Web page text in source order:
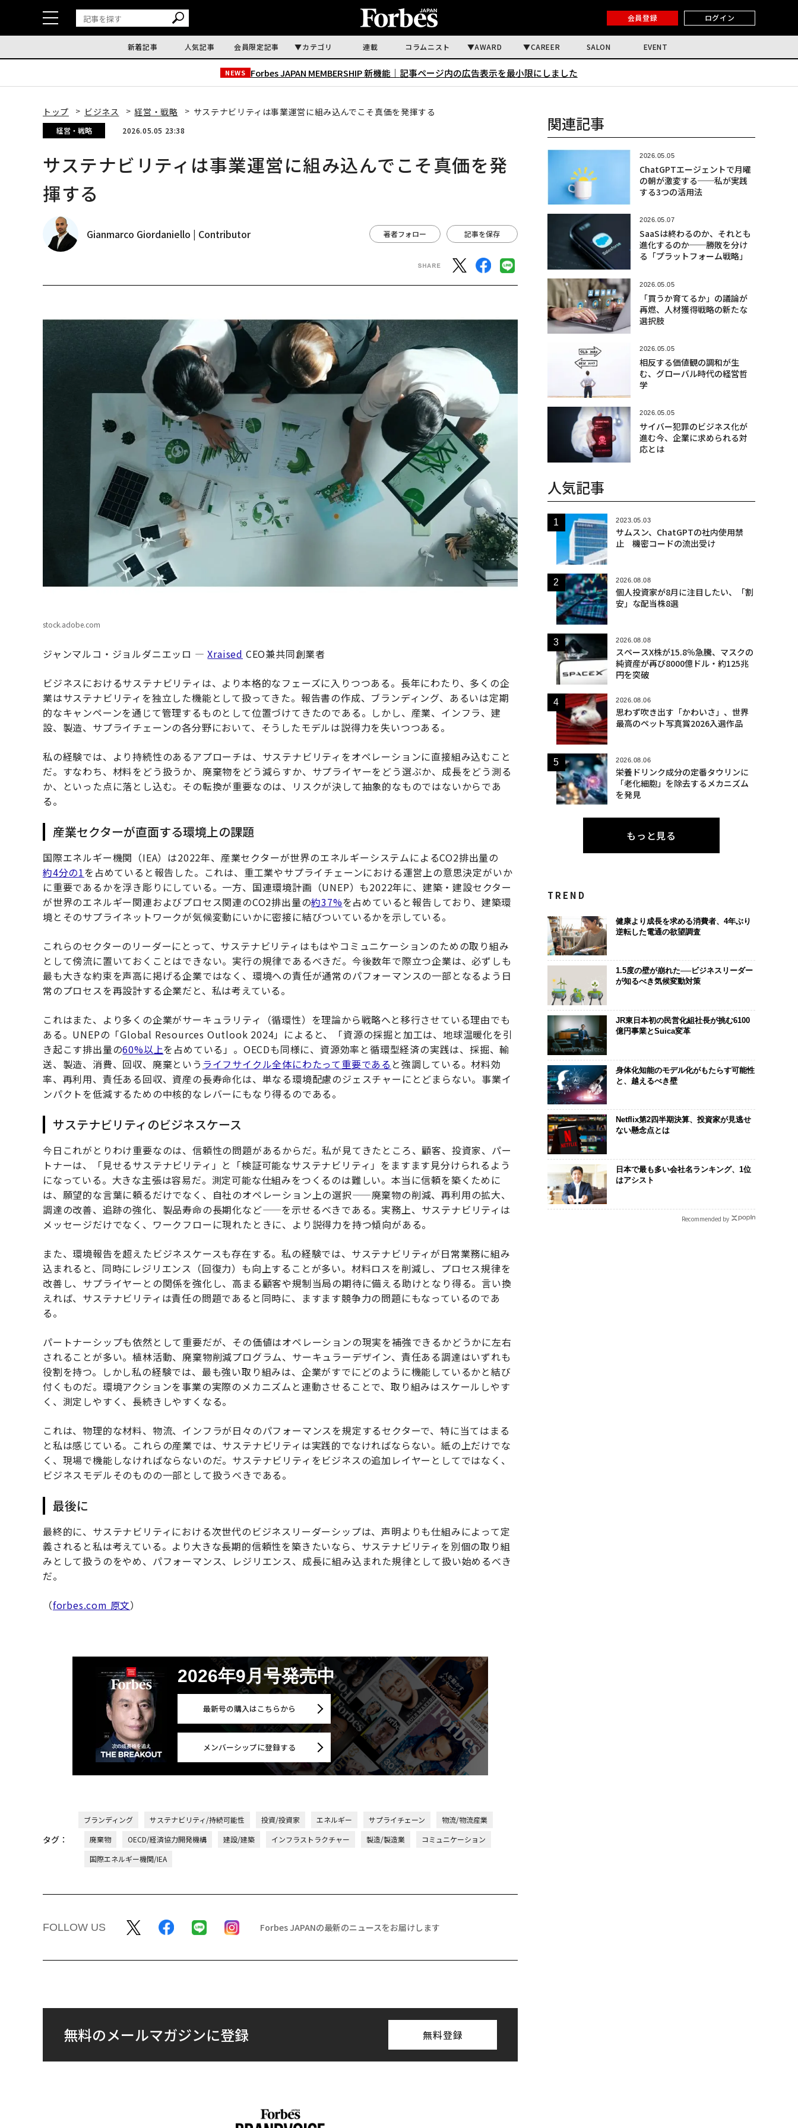
会員登録 ログイン
新着記事 人気記事 会員限定記事 カテゴリ 連載 コラムニスト AWARD CAREER SALON EVENT
NEWS Forbes JAPAN MEMBERSHIP 新機能｜ 記事ページ内の広告表示を最小限にしました
トップ ビジネス 経営・戦略 サステナビリティは事業運営に組み込んでこそ真価を発揮する
経営・戦略 2026.05.05 23:38
サステナビリティは事業運営に組み込んでこそ真価を発
揮する
Gianmarco Giordaniello | Contributor 著者フォロー 記事を保存
stock.adobe.com
ジャンマルコ・ジョルダニエッロ —Xraised CEO兼共同創業者
ビジネスにおけるサステナビリティは、より本格的なフェーズに入りつつある。長年にわたり、多くの企
業はサステナビリティを独立した機能として扱ってきた。報告書の作成、ブランディング、あるいは定期
的なキャンペーンを通じて管理するものとして位置づけてきたのである。しかし、産業、インフラ、建
設、製造、サプライチェーンの各分野において、そうしたモデルは説得力を失いつつある。
私の経験では、より持続性のあるアプローチは、サステナビリティをオペレーションに直接組み込むこと
だ。すなわち、材料をどう扱うか、廃棄物をどう減らすか、サプライヤーをどう選ぶか、成長をどう測る
か、といった点に落とし込む。その転換が重要なのは、リスクが決して抽象的なものではないからであ
る。
産業セクターが直面する環境上の課題
国際エネルギー機関（IEA）は2022年、産業セクターが世界のエネルギーシステムによるCO2排出量の
約4分の1を占めていると報告した。これは、重工業やサプライチェーンにおける運営上の意思決定がいか
に重要であるかを浮き彫りにしている。一方、国連環境計画（UNEP）も2022年に、建築・建設セクター
が世界のエネルギー関連およびプロセス関連のCO2排出量の約37%を占めていると報告しており、建築環
境とそのサプライネットワークが気候変動にいかに密接に結びついているかを示している。
これらのセクターのリーダーにとって、サステナビリティはもはやコミュニケーションのための取り組み
として傍流に置いておくことはできない。実行の規律であるべきだ。今後数年で際立つ企業は、必ずしも
最も大きな約束を声高に掲げる企業ではなく、環境への責任が通常のパフォーマンスの一部となるよう日
常のプロセスを再設計する企業だと、私は考えている。
これはまた、より多くの企業がサーキュラリティ（循環性）を理論から戦略へと移行させている理由でも
ある。UNEPの「Global Resources Outlook 2024」によると、「資源の採掘と加工は、地球温暖化を引
き起こす排出量の60%以上を占めている」。OECDも同様に、資源効率と循環型経済の実践は、採掘、輸
送、製造、消費、回収、廃棄という ライフサイクル全体にわたって重要である と強調している。材料効
率、再利用、責任ある回収、資産の長寿命化は、単なる環境配慮のジェスチャーにとどまらない。事業イ
ンパクトを低減するための中核的なレバーにもなり得るのである。
サステナビリティのビジネスケース
今日これがとりわけ重要なのは、信頼性の問題があるからだ。私が見てきたところ、顧客、投資家、パー
トナーは、「見せるサステナビリティ」と「検証可能なサステナビリティ」をますます見分けられるよう
になっている。大きな主張は容易だ。測定可能な仕組みをつくるのは難しい。本当に信頼を築くために
は、願望的な言葉に頼るだけでなく、自社のオペレーション上の選択——廃棄物の削減、再利用の拡大、
調達の改善、追跡の強化、製品寿命の長期化など——を示せるべきである。実務上、サステナビリティは
メッセージだけでなく、ワークフローに現れたときに、より説得力を持つ傾向がある。
また、環境報告を超えたビジネスケースも存在する。私の経験では、サステナビリティが日常業務に組み
込まれると、同時にレジリエンス（回復力）も向上することが多い。材料ロスを削減し、プロセス規律を
改善し、サプライヤーとの関係を強化し、高まる顧客や規制当局の期待に備える助けとなり得る。言い換
えれば、サステナビリティは責任の問題であると同時に、ますます競争力の問題にもなっているのであ
る。
パートナーシップも依然として重要だが、その価値はオペレーションの現実を補強できるかどうかに左右
されることが多い。植林活動、廃棄物削減プログラム、サーキュラーデザイン、責任ある調達はいずれも
役割を持つ。しかし私の経験では、最も強い取り組みは、企業がすでにどのように機能しているかと結び
付くものだ。環境アクションを事業の実際のメカニズムと連動させることで、取り組みはスケールしやす
く、測定しやすく、長続きしやすくなる。
これは、物理的な材料、物流、インフラが日々のパフォーマンスを規定するセクターで、特に当てはまる
と私は感じている。これらの産業では、サステナビリティは実践的でなければならない。紙の上だけでな
く、現場で機能しなければならないのだ。サステナビリティをビジネスの追加レイヤーとしてではなく、
ビジネスモデルそのものの一部として扱うべきである。
最後に
最終的に、サステナビリティにおける次世代のビジネスリーダーシップは、声明よりも仕組みによって定
義されると私は考えている。より大きな長期的信頼性を築きたいなら、サステナビリティを別個の取り組
みとして扱うのをやめ、パフォーマンス、レジリエンス、成長に組み込まれた規律として扱い始めるべき
だ。
（forbes.com 原文）
2026年9月号発売中
最新号の購入はこちらから
メンバーシップに登録する
タグ：
ブランディング サステナビリティ/持続可能性 投資/投資家 エネルギー サプライチェーン
物流/物流産業
廃棄物
OECD/経済協力開発機構 建設/建築 インフラストラクチャー 製造/製造業
コミュニケーション
国際エネルギー機関/IEA
FOLLOW US Forbes JAPANの最新のニュースをお届けします
無料のメールマガジンに登録 無料登録
関連記事
2026.05.05
ChatGPTエージェントで月曜
の朝が激変する──私が実践
する3つの活用法
2026.05.07
SaaSは終わるのか、それとも
進化するのか──勝敗を分け
る「プラットフォーム戦略」
2026.05.05
「買うか育てるか」の議論が
再燃、人材獲得戦略の新たな
選択肢
2026.05.05
相反する価値観の調和が生
む、グローバル時代の経営哲
学
2026.05.05
サイバー犯罪のビジネス化が
進む今、企業に求められる対
応とは
人気記事
2023.05.03
サムスン、ChatGPTの社内使用禁
止 機密コードの流出受け
2026.08.08
個人投資家が8月に注目したい、「割
安」な配当株8選
2026.08.08
スペースX株が15.8％急騰、マスクの
純資産が再び8000億ドル・約125兆
円を突破
2026.08.06
思わず吹き出す「かわいさ」、世界
最高のペット写真賞2026入選作品
2026.08.06
栄養ドリンク成分の定番タウリンに
「老化細胞」を除去するメカニズム
を発見
もっと見る
TREND
健康より成長を求める消費者、4年ぶり
逆転した電通の欲望調査
1.5度の壁が崩れた──ビジネスリーダー
が知るべき気候変動対策
JR東日本初の民営化組社長が挑む6100
億円事業とSuica変革
身体化知能のモデル化がもたらす可能性
と、越えるべき壁
Netflix第2四半期決算、投資家が見逃せ
ない懸念点とは
日本で最も多い会社名ランキング、1位
はアシスト
Recommended by